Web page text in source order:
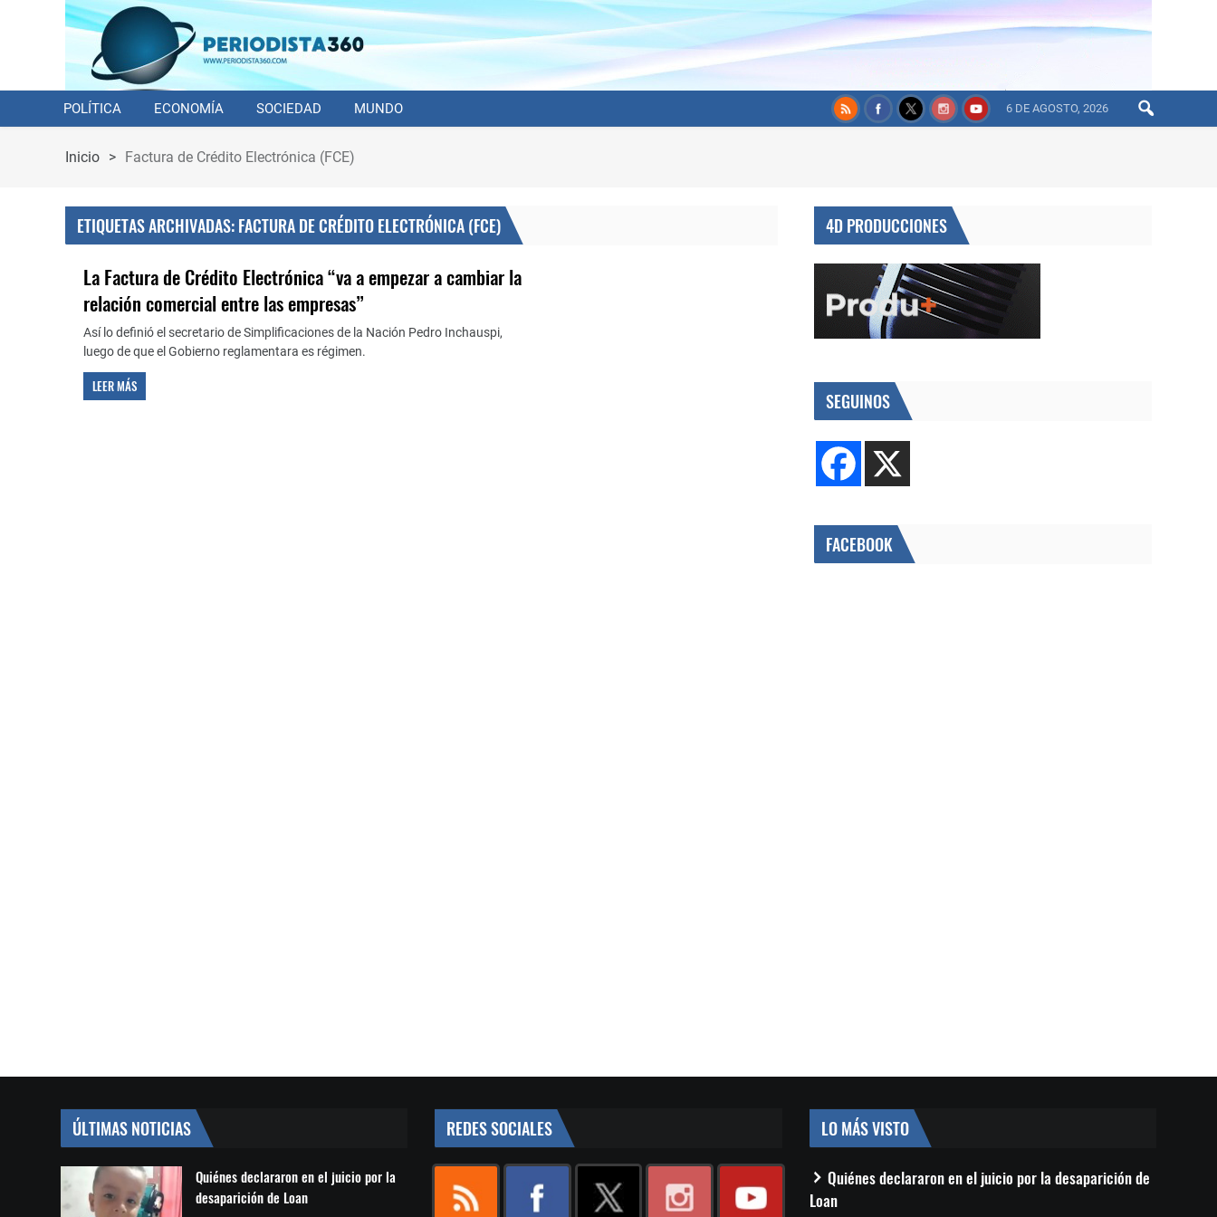
POLÍTICA ECONOMÍA SOCIEDAD MUNDO 6 DE AGOSTO, 2026
Inicio > Factura de Crédito Electrónica (FCE)
ETIQUETAS ARCHIVADAS: FACTURA DE CRÉDITO ELECTRÓNICA (FCE)
La Factura de Crédito Electrónica “va a empezar a cambiar la
relación comercial entre las empresas”
Así lo definió el secretario de Simplificaciones de la Nación Pedro Inchauspi,
luego de que el Gobierno reglamentara es régimen.
LEER MÁS
4D PRODUCCIONES
SEGUINOS
FACEBOOK
ÚLTIMAS NOTICIAS
Quiénes declararon en el juicio por la
desaparición de Loan
REDES SOCIALES LO MÁS VISTO
Quiénes declararon en el juicio por la desaparición de
Loan